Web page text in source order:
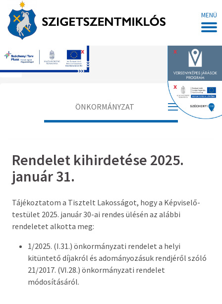
MENÜ
x
x
x
Főoldal
ÖNKORMÁNYZAT
Alpolgármester
Jegyző
Aljegyző
Országgyűlési képviselő
Képviselő-testület tagok és munkatervek
Képviselő-testületi és bizottsági ülések
anyagai
Rendelet kihirdetése 2025.
január 31.
Tájékoztatom a Tisztelt Lakosságot, hogy a Képviselő-
testület 2025. január 30-ai rendes ülésén az alábbi
rendeletet alkotta meg:
1/2025. (I.31.) önkormányzati rendelet a helyi
kitüntető díjakról és adományozásuk rendjéről szóló
21/2017. (VI.28.) önkormányzati rendelet
módosításáról.